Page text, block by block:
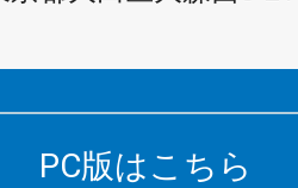
PC版はこちら